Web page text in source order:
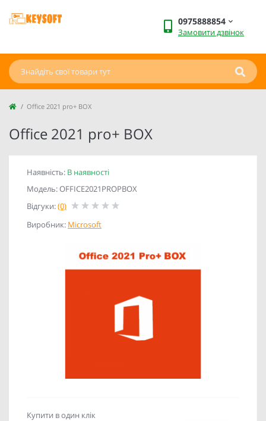
0975888854
Замовити дзвінок
Office 2021 pro+ BOX
Office 2021 pro+ BOX
Наявність: В наявності
Модель: OFFICE2021PROPBOX
Відгуки:(0)
Виробник: Microsoft
Купити в один клік